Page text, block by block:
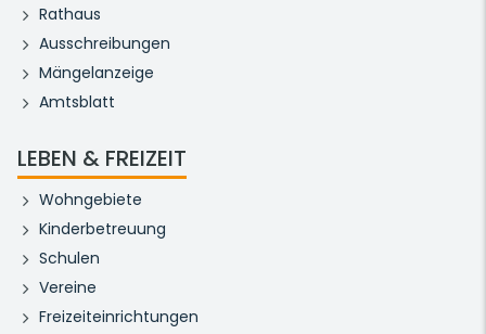
Rathaus
Ausschreibungen
Mängelanzeige
Amtsblatt
LEBEN & FREIZEIT
Wohngebiete
Kinderbetreuung
Schulen
Vereine
Freizeiteinrichtungen